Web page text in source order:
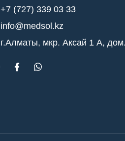
+7 (727) 339 03 33
info@medsol.kz
г.Алматы, мкр. Аксай 1 А,